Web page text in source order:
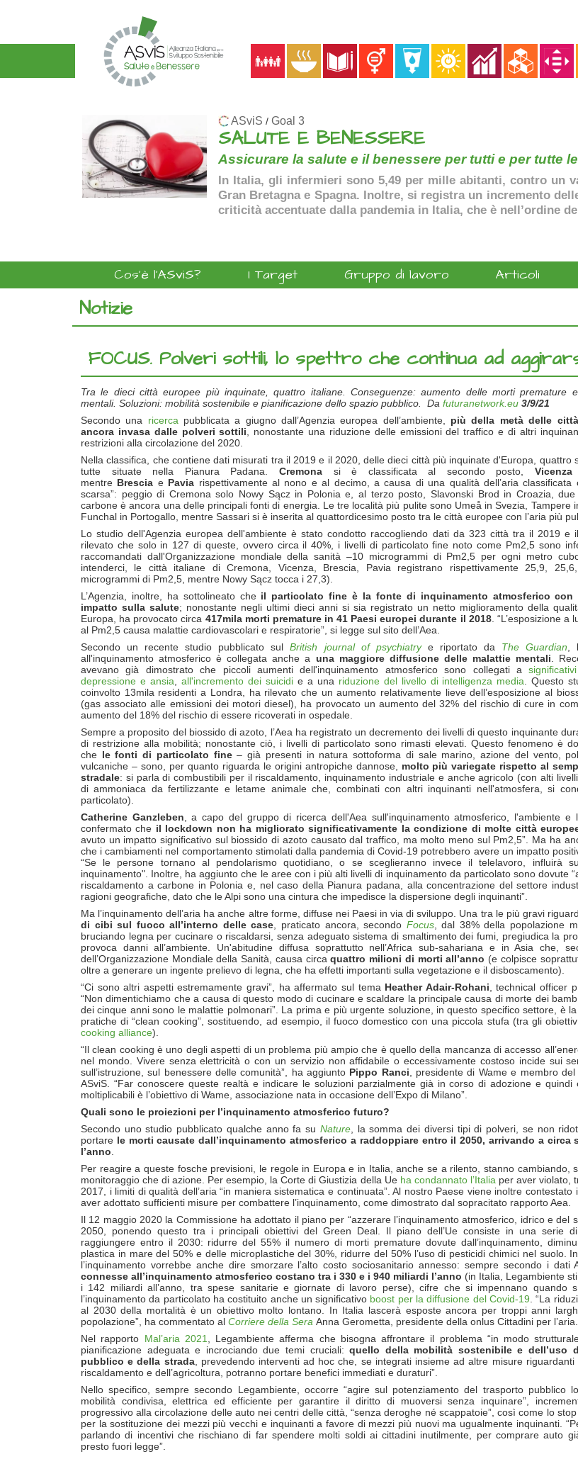
ASviS / Goal 3
SALUTE E BENESSERE
Assicurare la salute e il benessere per tutti e per tutte
In Italia, gli infermieri sono 5,49 per mille abitanti, contro un
Gran Bretagna e Spagna. Inoltre, si registra un incremento
criticità accentuate dalla pandemia in Italia, che è nell’ordine
Cos'è l'ASviS? I Target Gruppo di lavoro Articoli
Notizie
FOCUS. Polveri sottili, lo spettro che continua ad
Tra le dieci città europee più inquinate, quattro italiane. Conseguenze: aumento delle morti premature
mentali. Soluzioni: mobilità sostenibile e pianificazione dello spazio pubblico. Da futuranetwork.eu 3/9/21
Secondo una ricerca pubblicata a giugno dall’Agenzia europea dell’ambiente, più della metà delle
ancora invasa dalle polveri sottili , nonostante una riduzione delle emissioni del traffico e di altri
restrizioni alla circolazione del 2020.
Nella classifica, che contiene dati misurati tra il 2019 e il 2020, delle dieci città più inquinate d'Europa, quattro
tutte situate nella Pianura Padana. Cremonasi è classificata al secondo posto,Vicenza
mentre Brescia e Pavia rispettivamente al nono e al decimo, a causa di una qualità dell’aria classificata
scarsa”: peggio di Cremona solo Nowy Sącz in Polonia e, al terzo posto, Slavonski Brod in Croazia,
carbone è ancora una delle principali fonti di energia. Le tre località più pulite sono Umeå in Svezia, Tampere
Funchal in Portogallo, mentre Sassari si è inserita al quattordicesimo posto tra le città europee con l’aria più
Lo studio dell'Agenzia europea dell'ambiente è stato condotto raccogliendo dati da 323 città tra il 2019 e
rilevato che solo in 127 di queste, ovvero circa il 40%, i livelli di particolato fine noto come Pm2,5 sono
raccomandati dall'Organizzazione mondiale della sanità –10 microgrammi di Pm2,5 per ogni metro
intenderci, le città italiane di Cremona, Vicenza, Brescia, Pavia registrano rispettivamente 25,9,
microgrammi di Pm2,5, mentre Nowy Sącz tocca i 27,3).
L’Agenzia, inoltre, ha sottolineato che il particolato fine è la fonte di inquinamento atmosferico con
impatto sulla salute; nonostante negli ultimi dieci anni si sia registrato un netto miglioramento della
Europa, ha provocato circa 417mila morti premature in 41 Paesi europei durante il 2018. “L’esposizione a
al Pm2,5 causa malattie cardiovascolari e respiratorie”, si legge sul sito dell’Aea.
Secondo un recente studio pubblicato sulBritish journal of psychiatrye riportato da The Guardian ,
all'inquinamento atmosferico è collegata anche a una maggiore diffusione delle malattie mentali .
avevano già dimostrato che piccoli aumenti dell'inquinamento atmosferico sono collegati a
depressione e ansia
all'incremento dei suicidie a una riduzione del livello di intelligenza media . Questo
coinvolto 13mila residenti a Londra, ha rilevato che un aumento relativamente lieve dell’esposizione al
(gas associato alle emissioni dei motori diesel), ha provocato un aumento del 32% del rischio di cure in
aumento del 18% del rischio di essere ricoverati in ospedale.
Sempre a proposito del biossido di azoto, l’Aea ha registrato un decremento dei livelli di questo inquinante
di restrizione alla mobilità; nonostante ciò, i livelli di particolato sono rimasti elevati. Questo fenomeno è
che le fonti di particolato fine– già presenti in natura sottoforma di sale marino, azione del vento,
vulcaniche – sono, per quanto riguarda le origini antropiche dannose, molto più variegate rispetto al
stradale: si parla di combustibili per il riscaldamento, inquinamento industriale e anche agricolo (con alti
di ammoniaca da fertilizzante e letame animale che, combinati con altri inquinanti nell'atmosfera, si
particolato).
Catherine Ganzleben , a capo del gruppo di ricerca dell'Aea sull'inquinamento atmosferico, l'ambiente e
confermato che il lockdown non ha migliorato significativamente la condizione di molte città
avuto un impatto significativo sul biossido di azoto causato dal traffico, ma molto meno sul Pm2,5”. Ma ha
che i cambiamenti nel comportamento stimolati dalla pandemia di Covid-19 potrebbero avere un impatto
“Se le persone tornano al pendolarismo quotidiano, o se sceglieranno invece il telelavoro, influirà
inquinamento". Inoltre, ha aggiunto che le aree con i più alti livelli di inquinamento da particolato sono dovute
riscaldamento a carbone in Polonia e, nel caso della Pianura padana, alla concentrazione del settore
ragioni geografiche, dato che le Alpi sono una cintura che impedisce la dispersione degli inquinanti”.
Ma l’inquinamento dell’aria ha anche altre forme, diffuse nei Paesi in via di sviluppo. Una tra le più gravi
di cibi sul fuoco all’interno delle case
praticato ancora, secondo Focus, dal 38% della popolazione
bruciando legna per cucinare o riscaldarsi, senza adeguato sistema di smaltimento dei fumi, pregiudica la
provoca danni all’ambiente. Un'abitudine diffusa soprattutto nell’Africa sub-sahariana e in Asia che,
dell’Organizzazione Mondiale della Sanità, causa circaquattro milioni di morti all’anno (e colpisce
oltre a generare un ingente prelievo di legna, che ha effetti importanti sulla vegetazione e il disboscamento).
“Ci sono altri aspetti estremamente gravi”, ha affermato sul tema Heather Adair-Rohani , technical officer
“Non dimentichiamo che a causa di questo modo di cucinare e scaldare la principale causa di morte dei
dei cinque anni sono le malattie polmonari”. La prima e più urgente soluzione, in questo specifico settore, è
pratiche di “clean cooking”, sostituendo, ad esempio, il fuoco domestico con una piccola stufa (tra gli
cooking alliance).
“Il clean cooking è uno degli aspetti di un problema più ampio che è quello della mancanza di accesso
nel mondo. Vivere senza elettricità o con un servizio non affidabile o eccessivamente costoso incide sui
sull’istruzione, sul benessere delle comunità”, ha aggiunto Pippo Ranci , presidente di Wame e membro
ASviS. “Far conoscere queste realtà e indicare le soluzioni parzialmente già in corso di adozione e quindi
moltiplicabili è l’obiettivo di Wame, associazione nata in occasione dell’Expo di Milano”.
Quali sono le proiezioni per l’inquinamento atmosferico futuro?
Secondo uno studio pubblicato qualche anno fa su Nature, la somma dei diversi tipi di polveri, se non
portare le morti causate dall’inquinamento atmosferico a raddoppiare entro il 2050, arrivando a circa
l’anno
Per reagire a queste fosche previsioni, le regole in Europa e in Italia, anche se a rilento, stanno cambiando,
monitoraggio che di azione. Per esempio, la Corte di Giustizia della Ue ha condannato l’Italia per aver violato,
2017, i limiti di qualità dell’aria “in maniera sistematica e continuata”. Al nostro Paese viene inoltre contestato
aver adottato sufficienti misure per combattere l’inquinamento, come dimostrato dal sopracitato rapporto Aea.
Il 12 maggio 2020 la Commissione ha adottato il piano per “azzerare l’inquinamento atmosferico, idrico e del
2050, ponendo questo tra i principali obiettivi del Green Deal. Il piano dell’Ue consiste in una serie
raggiungere entro il 2030: ridurre del 55% il numero di morti premature dovute dall’inquinamento,
plastica in mare del 50% e delle microplastiche del 30%, ridurre del 50% l’uso di pesticidi chimici nel suolo.
l’inquinamento vorrebbe anche dire smorzare l’alto costo sociosanitario annesso: sempre secondo i dati
connesse all’inquinamento atmosferico costano tra i 330 e i 940 miliardi l’anno (in Italia, Legambiente
i 142 miliardi all’anno, tra spese sanitarie e giornate di lavoro perse), cifre che si impennano quando
l’inquinamento da particolato ha costituito anche un significativo boost per la diffusione del Covid-19 . “La
al 2030 della mortalità è un obiettivo molto lontano. In Italia lascerà esposte ancora per troppi anni
popolazione”, ha commentato al Corriere della Sera Anna Gerometta, presidente della onlus Cittadini per l’aria.
Nel rapporto Mal’aria 2021
, Legambiente afferma che bisogna affrontare il problema “in modo
pianificazione adeguata e incrociando due temi cruciali:quello della mobilità sostenibile e dell’uso
pubblico e della strada, prevedendo interventi ad hoc che, se integrati insieme ad altre misure riguardanti
riscaldamento e dell’agricoltura, potranno portare benefici immediati e duraturi”.
Nello specifico, sempre secondo Legambiente, occorre “agire sul potenziamento del trasporto pubblico
mobilità condivisa, elettrica ed efficiente per garantire il diritto di muoversi senza inquinare”,
progressivo alla circolazione delle auto nei centri delle città, “senza deroghe né scappatoie”, così come lo
per la sostituzione dei mezzi più vecchi e inquinanti a favore di mezzi più nuovi ma ugualmente inquinanti.
parlando di incentivi che rischiano di far spendere molti soldi ai cittadini inutilmente, per comprare auto
presto fuori legge”.